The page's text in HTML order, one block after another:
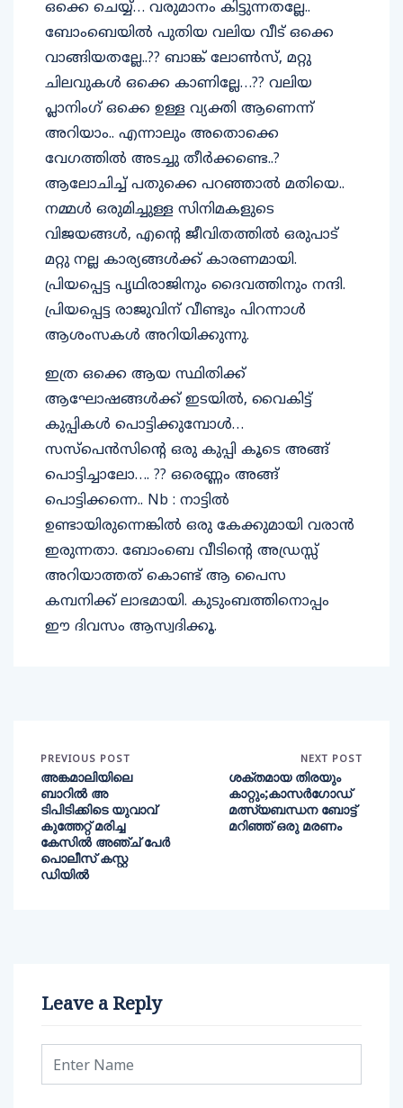
ഒക്കെ ചെയ്യ്… വരുമാനം കിട്ടുന്നതല്ലേ..
ബോംബെയില്‍ പുതിയ വലിയ വീട് ഒക്കെ
വാങ്ങിയതല്ലേ..?? ബാങ്ക് ലോണ്‍സ്, മറ്റു
ചിലവുകള്‍ ഒക്കെ കാണില്ലേ…?? വലിയ
പ്ലാനിംഗ് ഒക്കെ ഉള്ള വ്യക്തി ആണെന്ന്
അറിയാം.. എന്നാലും അതൊക്കെ
വേഗത്തില്‍ അടച്ചു തീര്‍ക്കണ്ടെ..?
ആലോചിച്ച് പതുക്കെ പറഞ്ഞാല്‍ മതിയെ..
നമ്മള്‍ ഒരുമിച്ചുള്ള സിനിമകളുടെ
വിജയങ്ങള്‍, എന്റെ ജീവിതത്തില്‍ ഒരുപാട്
മറ്റു നല്ല കാര്യങ്ങള്‍ക്ക് കാരണമായി.
പ്രിയപ്പെട്ട പൃഥിരാജിനും ദൈവത്തിനും നന്ദി.
പ്രിയപ്പെട്ട രാജുവിന് വീണ്ടും പിറന്നാള്‍
ആശംസകള്‍ അറിയിക്കുന്നു.
ഇത്ര ഒക്കെ ആയ സ്ഥിതിക്ക്
ആഘോഷങ്ങള്‍ക്ക് ഇടയില്‍, വൈകിട്ട്
കുപ്പികള്‍ പൊട്ടിക്കുമ്പോള്‍…
സസ്പെന്‍സിന്റെ ഒരു കുപ്പി കൂടെ അങ്ങ്
പൊട്ടിച്ചാലോ…. ?? ഒരെണ്ണം അങ്ങ്
പൊട്ടിക്കന്നെ.. Nb : നാട്ടില്‍
ഉണ്ടായിരുന്നെങ്കില്‍ ഒരു കേക്കുമായി വരാന്‍
ഇരുന്നതാ. ബോംബെ വീടിന്റെ അഡ്രസ്സ്
അറിയാത്തത് കൊണ്ട് ആ പൈസ
കമ്പനിക്ക് ലാഭമായി. കുടുംബത്തിനൊപ്പം
ഈ ദിവസം ആസ്വദിക്കൂ.
PREVIOUS POST
അങ്കമാലിയിലെ
ബാറിൽ അ
ടിപിടിക്കിടെ യുവാവ്
കുത്തേറ്റ് മരിച്ച
കേസിൽ അഞ്ച് പേർ
പൊലീസ് കസ്റ്റ
ഡിയിൽ
NEXT POST
ശക്തമായ തിരയും
കാറ്റും;കാസർഗോഡ്
മത്സ്യബന്ധന ബോട്ട്
മറിഞ്ഞ് ഒരു മരണം
Leave a Reply